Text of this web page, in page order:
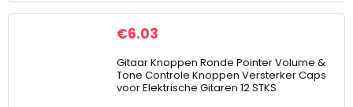
€6.03
Gitaar Knoppen Ronde Pointer Volume &
Tone Controle Knoppen Versterker Caps
voor Elektrische Gitaren 12 STKS